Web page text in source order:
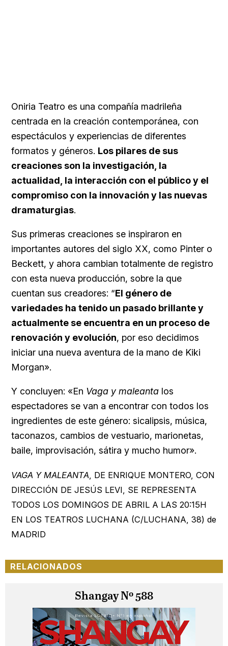
Oniria Teatro es una compañía madrileña
centrada en la creación contemporánea, con
espectáculos y experiencias de diferentes
formatos y géneros. Los pilares de sus
creaciones son la investigación, la
actualidad, la interacción con el público y el
compromiso con la innovación y las nuevas
dramaturgias.
Sus primeras creaciones se inspiraron en
importantes autores del siglo XX, como Pinter o
Beckett, y ahora cambian totalmente de registro
con esta nueva producción, sobre la que
cuentan sus creadores: “El género de
variedades ha tenido un pasado brillante y
actualmente se encuentra en un proceso de
renovación y evolución, por eso decidimos
iniciar una nueva aventura de la mano de Kiki
Morgan».
Y concluyen: «En Vaga y maleanta los
espectadores se van a encontrar con todos los
ingredientes de este género: sicalipsis, música,
taconazos, cambios de vestuario, marionetas,
baile, improvisación, sátira y mucho humor».
VAGA Y MALEANTA , DE ENRIQUE MONTERO, CON
DIRECCIÓN DE JESÚS LEVI, SE REPRESENTA
TODOS LOS DOMINGOS DE ABRIL A LAS 20:15H
EN LOS TEATROS LUCHANA (C/LUCHANA, 38) de
MADRID
RELACIONADOS
Shangay Nº 588